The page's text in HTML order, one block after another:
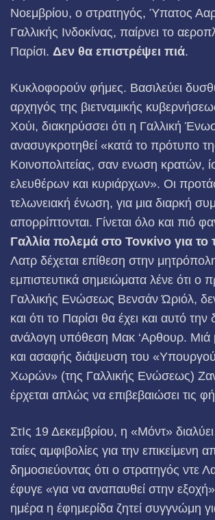
Νοεμβρίου, ο στρατηγός, Ύπατος
Γαλλικής Ινδοκίνας, παίρνει το
Παρίσι. Δεν θα επιστρέψει πιά.
Κυκλοφορούν φήμες. Βασιλεύει
αρχηγός της βιετναμικής
Χούι, διακηρύσσει ότι η Γαλλική
ανασυγκροτηθεί «κατά το πρότυπο
Κοινοπολιτείας, σαν ενωση κρατών,
ελευθέρων και κυριάρχων». Οι
τελωνειακή ένωση, για μια διαρκή
απορρίπτονται. Γίνεται όλο και πιό
Γαλλία πολεμά στο Τονκίνο για το
Λατρ δέχεται επίθεση στην
εμπιστευτικά σημειώματα λένε ότι ο
Γαλλικής Ενώσεως Βενσάν Ώριόλ,
και ότι το Παρίσι θα έχει και αυτό την
ανάλογη υπόθεση Μακ ‘Αρθουρ. Μιά
και ασαφής διάψευση του
Χωρών» (της Γαλλικής Ενώσεως)
έρχεται απλώς να επιβεβαιώσει τις
ΣτΙς 19 Δεκεμβρίου, η «Μόντ» διαλύει
ταίες αμφιβολίες για την επικείμενη
δημοσιεύοντας ότι ο στρατηγός ντε
έφυγε «για να αναπαυθεί στην
ημέρα η έφημερίδα ζητεί συγγνώμη